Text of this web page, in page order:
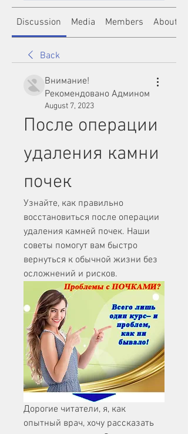
Discussion Media Members About
Back
Внимание!
Рекомендовано Админом
August 7, 2023
После операции
удаления камни
почек
Узнайте, как правильно
восстановиться после операции
удаления камней почек. Наши
советы помогут вам быстро
вернуться к обычной жизни без
осложнений и рисков.
Дорогие читатели, я, как
опытный врач, хочу рассказать